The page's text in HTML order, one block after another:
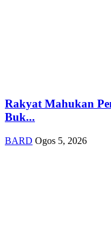
Rakyat Mahukan
Buk...
BARD Ogos 5, 2026